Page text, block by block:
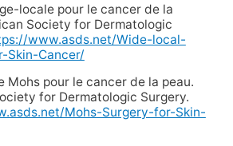
locale pour le cancer de la
Society for Dermatologic
www.asds.net/Wide-local-
Skin-Cancer/
Mohs pour le cancer de la peau.
for Dermatologic Surgery.
Mohs-Surgery-for-Skin-